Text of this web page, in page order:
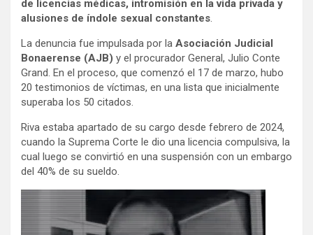
de licencias médicas, intromisión en la vida privada y
alusiones de índole sexual constantes
La denuncia fue impulsada por la Asociación Judicial
Bonaerense (AJB) y el procurador General, Julio Conte
Grand. En el proceso, que comenzó el 17 de marzo, hubo
20 testimonios de víctimas, en una lista que inicialmente
superaba los 50 citados.
Riva estaba apartado de su cargo desde febrero de 2024,
cuando la Suprema Corte le dio una licencia compulsiva, la
cual luego se convirtió en una suspensión con un embargo
del 40% de su sueldo.